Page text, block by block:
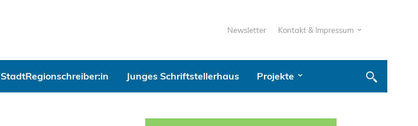
Newsletter Kontakt & Impressum
StadtRegionschreiber:in Junges Schriftstellerhaus Projekte